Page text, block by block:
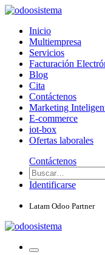
Inicio
Multiempresa
Servicios
Facturación
Blog
Cita
Contáctenos
Marketing
E-commerce
iot-box
Ofertas laborales
Contáctenos
Identificarse
Latam Odoo Partner